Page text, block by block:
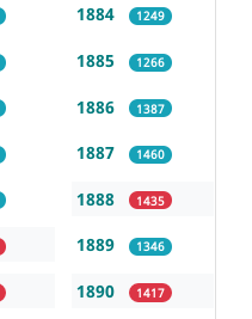
1884 1249
1885 1266
1886 1387
1887 1460
1888 1435
1889 1346
1890 1417